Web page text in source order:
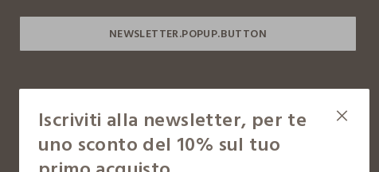
Iscriviti alla newsletter, per te
uno sconto del 10% sul tuo